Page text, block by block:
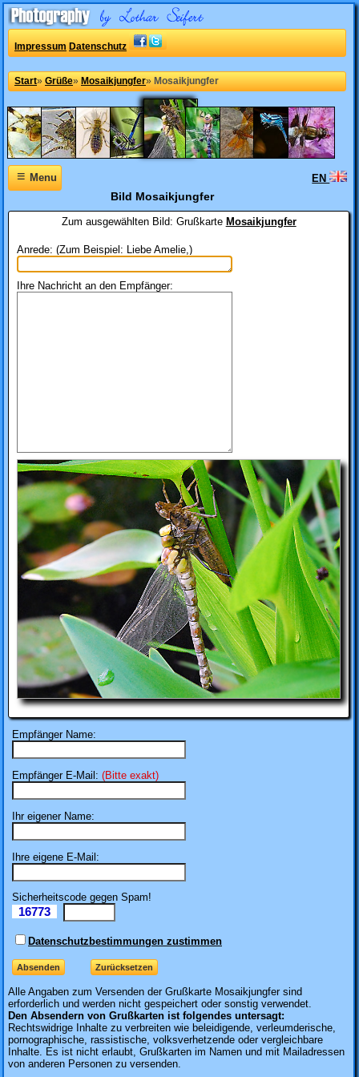
Impressum Datenschutz
Start» Grüße» Mosaikjungfer» Mosaikjungfer
≡Menu EN
Bild Mosaikjungfer
Zum ausgewählten Bild: Grußkarte Mosaikjungfer
Anrede: (Zum Beispiel: Liebe Amelie,)
Ihre Nachricht an den Empfänger:
Empfänger Name:
Empfänger E-Mail: (Bitte exakt)
Ihr eigener Name:
Ihre eigene E-Mail:
Sicherheitscode gegen Spam!
16773
Datenschutzbestimmungen zustimmen
Alle Angaben zum Versenden der Grußkarte Mosaikjungfer sind
erforderlich und werden nicht gespeichert oder sonstig verwendet.
Den Absendern von Grußkarten ist folgendes untersagt:
Rechtswidrige Inhalte zu verbreiten wie beleidigende, verleumderische,
pornographische, rassistische, volksverhetzende oder vergleichbare
Inhalte. Es ist nicht erlaubt, Grußkarten im Namen und mit Mailadressen
von anderen Personen zu versenden.